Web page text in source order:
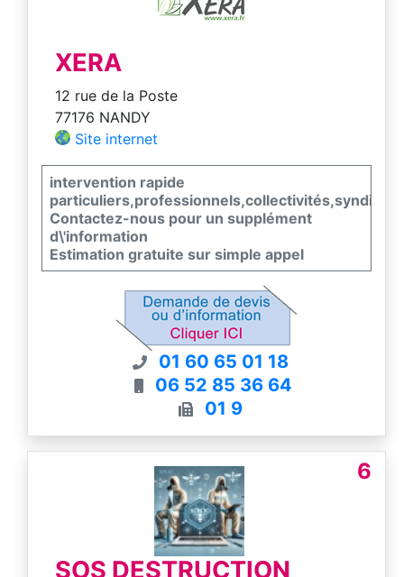
XERA
12 rue de la Poste
77176 NANDY
Site internet
intervention rapide
particuliers,professionnels,collectivités,syndic
Contactez-nous pour un supplément
d\'information
Estimation gratuite sur simple appel
01 60 65 01 18
06 52 85 36 64
01 9
6
SOS DESTRUCTION